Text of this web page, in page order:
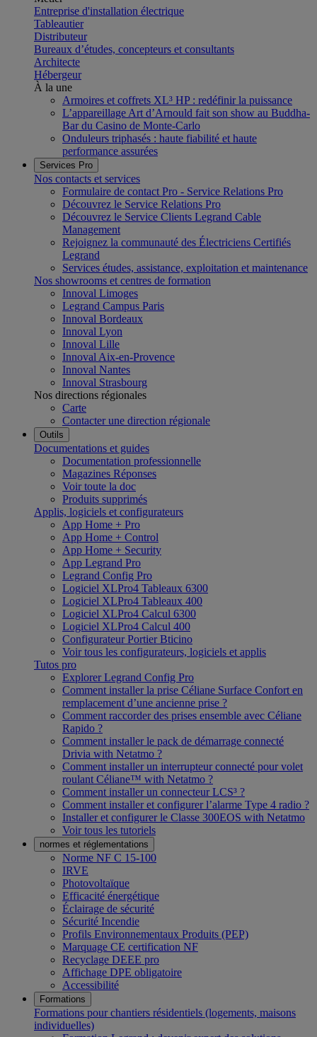
Entreprise d'installation électrique
Tableautier
Distributeur
Bureaux d’études, concepteurs et consultants
Architecte
Hébergeur
À la une
Armoires et coffrets XL³ HP : redéfinir la puissance
L’appareillage Art d’Arnould fait son show au Buddha-
Bar du Casino de Monte-Carlo
Onduleurs triphasés : haute fiabilité et haute
performance assurées
Services Pro
Nos contacts et services
Formulaire de contact Pro - Service Relations Pro
Découvrez le Service Relations Pro
Découvrez le Service Clients Legrand Cable
Management
Rejoignez la communauté des Électriciens Certifiés
Legrand
Services études, assistance, exploitation et maintenance
Nos showrooms et centres de formation
Innoval Limoges
Legrand Campus Paris
Innoval Bordeaux
Innoval Lyon
Innoval Lille
Innoval Aix-en-Provence
Innoval Nantes
Innoval Strasbourg
Nos directions régionales
Carte
Contacter une direction régionale
Outils
Documentations et guides
Documentation professionnelle
Magazines Réponses
Voir toute la doc
Produits supprimés
Applis, logiciels et configurateurs
App Home + Pro
App Home + Control
App Home + Security
App Legrand Pro
Legrand Config Pro
Logiciel XLPro4 Tableaux 6300
Logiciel XLPro4 Tableaux 400
Logiciel XLPro4 Calcul 6300
Logiciel XLPro4 Calcul 400
Configurateur Portier Bticino
Voir tous les configurateurs, logiciels et applis
Tutos pro
Explorer Legrand Config Pro
Comment installer la prise Céliane Surface Confort en
remplacement d’une ancienne prise ?
Comment raccorder des prises ensemble avec Céliane
Rapido ?
Comment installer le pack de démarrage connecté
Drivia with Netatmo ?
Comment installer un interrupteur connecté pour volet
roulant Céliane™ with Netatmo ?
Comment installer un connecteur LCS³ ?
Comment installer et configurer l’alarme Type 4 radio ?
Installer et configurer le Classe 300EOS with Netatmo
Voir tous les tutoriels
normes et réglementations
Norme NF C 15-100
IRVE
Photovoltaïque
Efficacité énergétique
Éclairage de sécurité
Sécurité Incendie
Profils Environnementaux Produits (PEP)
Marquage CE certification NF
Recyclage DEEE pro
Affichage DPE obligatoire
Accessibilité
Formations
Formations pour chantiers résidentiels (logements, maisons
individuelles)